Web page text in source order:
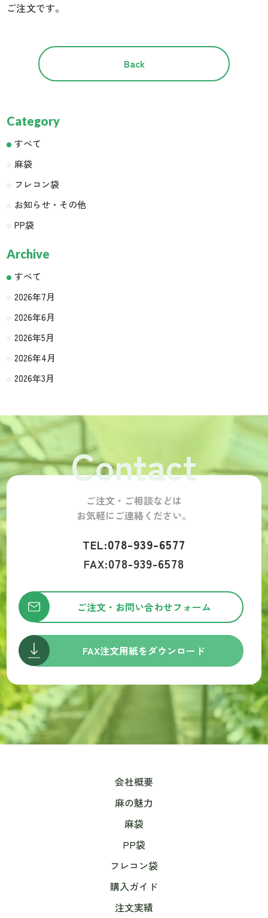
Category
すべて
麻袋
フレコン袋
お知らせ・その他
PP袋
Archive
すべて
2026年7月
2026年6月
2026年5月
2026年4月
2026年3月
ご注文です。
Back
Contact
ご注文・ご相談などは
お気軽にご連絡ください。
TEL:078-939-6577
FAX:078-939-6578
ご注文・お問い合わせフォーム
FAX注文用紙をダウンロード
会社概要
麻の魅力
麻袋
PP袋
フレコン袋
購入ガイド
注文実績